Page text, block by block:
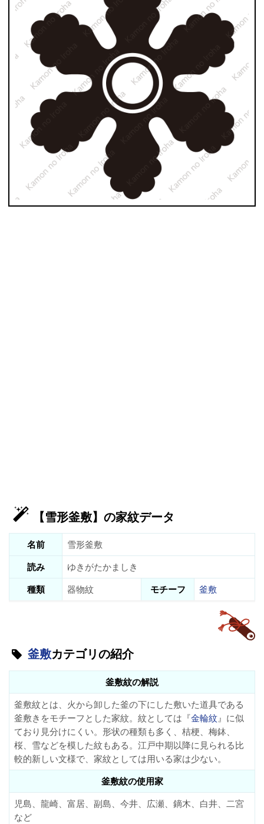
【雪形釜敷】の家紋データ
名前
雪形釜敷
読み
ゆきがたかましき
種類
器物紋 モチーフ 釜敷
釜敷カテゴリの紹介
釜敷紋の解説
釜敷紋とは、火から卸した釜の下にした敷いた道具である
釜敷きをモチーフとした家紋。紋としては『金輪紋』に似
ており見分けにくい。形状の種類も多く、桔梗、梅鉢、
桜、雪などを模した紋もある。江戸中期以降に見られる比
較的新しい文様で、家紋としては用いる家は少ない。
釜敷紋の使用家
児島、龍崎、富居、副島、今井、広瀬、鏑木、白井、二宮
など